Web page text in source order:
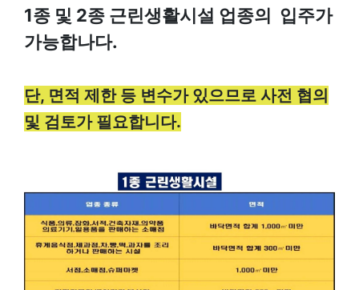
1종 및 2종 근린생활시설 업종의 입주가
가능합나다.
단, 면적 제한 등 변수가 있으므로 사전 협의
및 검토가 필요합니다.